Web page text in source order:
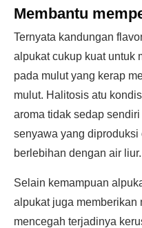
Membantu
Ternyata kandungan
alpukat cukup kuat untuk
pada mulut yang kerap
mulut. Halitosis atu
aroma tidak sedap
senyawa yang
berlebihan dengan air liur.
Selain kemampuan
alpukat juga memberikan
mencegah terjadinya